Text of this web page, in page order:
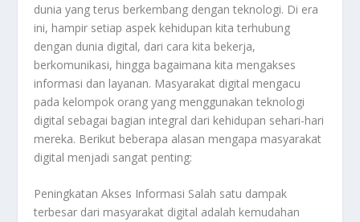
dunia yang terus berkembang dengan teknologi. Di era
ini, hampir setiap aspek kehidupan kita terhubung
dengan dunia digital, dari cara kita bekerja,
berkomunikasi, hingga bagaimana kita mengakses
informasi dan layanan. Masyarakat digital mengacu
pada kelompok orang yang menggunakan teknologi
digital sebagai bagian integral dari kehidupan sehari-hari
mereka. Berikut beberapa alasan mengapa masyarakat
digital menjadi sangat penting:
Peningkatan Akses Informasi Salah satu dampak
terbesar dari masyarakat digital adalah kemudahan